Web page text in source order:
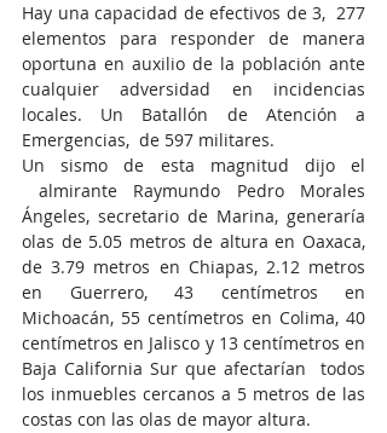
Hay una capacidad de efectivos de 3,  277
elementos para responder de manera
oportuna en auxilio de la población ante
cualquier adversidad en incidencias
locales. Un Batallón de Atención a
Emergencias,  de 597 militares.
Un sismo de esta magnitud dijo el
almirante Raymundo Pedro Morales
Ángeles, secretario de Marina, generaría
olas de 5.05 metros de altura en Oaxaca,
de 3.79 metros en Chiapas, 2.12 metros
en Guerrero, 43 centímetros en
Michoacán, 55 centímetros en Colima, 40
centímetros en Jalisco y 13 centímetros en
Baja California Sur que afectarían  todos
los inmuebles cercanos a 5 metros de las
costas con las olas de mayor altura.